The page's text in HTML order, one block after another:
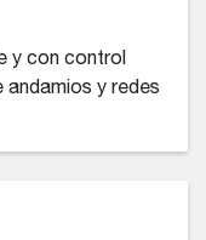
y con control
andamios y redes